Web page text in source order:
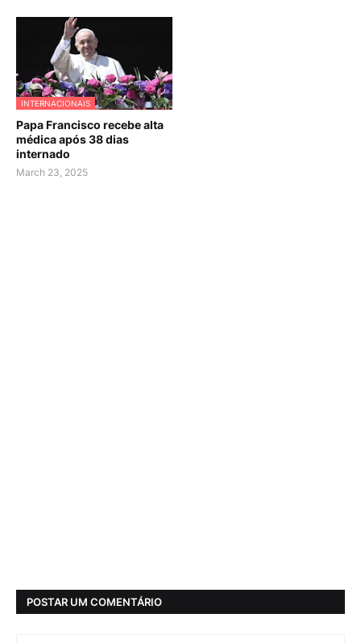
INTERNACIONAIS
Papa Francisco recebe alta
médica após 38 dias
internado
March 23, 2025
POSTAR UM COMENTÁRIO